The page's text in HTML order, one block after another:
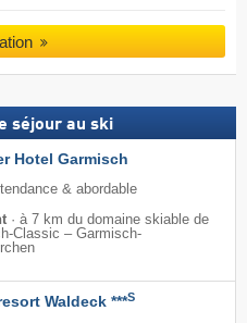
séjour au ski
Hotel Garmisch
& abordable
· à 7 km du domaine skiable de
Classic – Garmisch-
Waldeck ***S